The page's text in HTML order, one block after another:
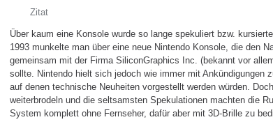
Zitat
Über kaum eine Konsole wurde so lange spekuliert bzw.
1993 munkelte man über eine neue Nintendo Konsole, die den
gemeinsam mit der Firma SiliconGraphics Inc. (bekannt vor
sollte. Nintendo hielt sich jedoch wie immer mit Ankündigungen
auf denen technische Neuheiten vorgestellt werden würden.
weiterbrodeln und die seltsamsten Spekulationen machten die
System komplett ohne Fernseher, dafür aber mit 3D-Brille zu